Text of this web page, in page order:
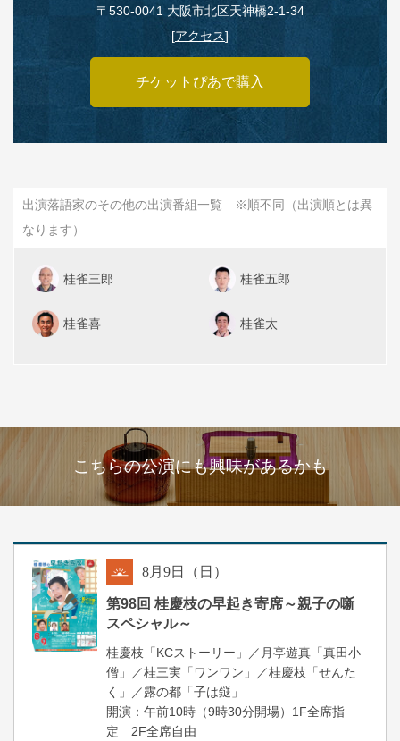
〒530‑0041 大阪市北区天神橋2‑1‑34
[アクセス]
チケットぴあで購入
出演落語家のその他の出演番組一覧 ※順不同（出演順とは異
なります）
桂雀三郎 桂雀五郎
桂雀喜 桂雀太
こちらの公演にも興味があるかも
8月9日（日）
第98回 桂慶枝の早起き寄席～親子の噺
スペシャル～
桂慶枝「KCストーリー」／月亭遊真「真田小
僧」／桂三実「ワンワン」／桂慶枝「せんた
く」／露の都「子は鎹」
開演：午前10時（9時30分開場）1F全席指
定 2F全席自由